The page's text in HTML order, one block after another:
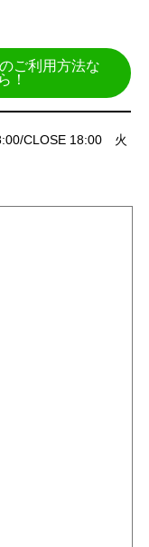
ご利用方法な
！
CLOSE 18:00 火